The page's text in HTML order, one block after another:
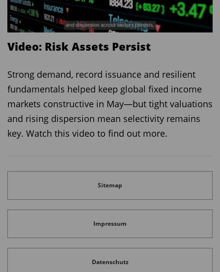
Video: Risk Assets Persist
Strong demand, record issuance and resilient
fundamentals helped keep global fixed income
markets constructive in May—but tight valuations
and rising dispersion mean selectivity remains
key. Watch this video to find out more.
Sitemap
Impressum
Datenschutz